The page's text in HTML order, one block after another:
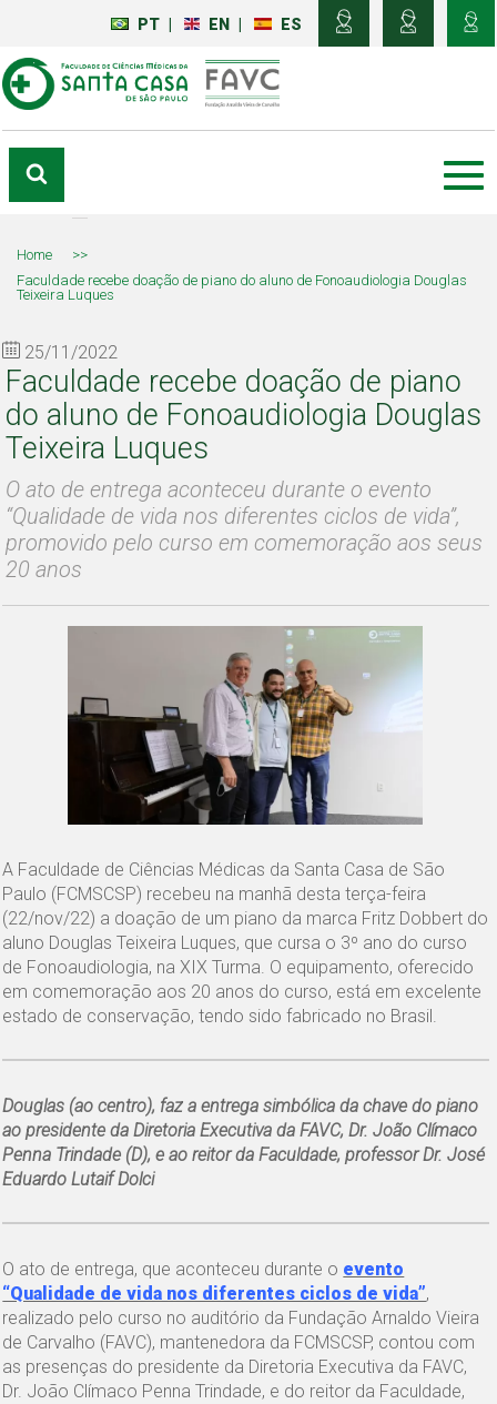
PT EN ES
Home
>>
Faculdade recebe doação de piano do aluno de Fonoaudiologia Douglas
Teixeira Luques
25/11/2022
Faculdade recebe doação de piano
do aluno de Fonoaudiologia Douglas
Teixeira Luques
O ato de entrega aconteceu durante o evento
“Qualidade de vida nos diferentes ciclos de vida”,
promovido pelo curso em comemoração aos seus
20 anos
A Faculdade de Ciências Médicas da Santa Casa de São
Paulo (FCMSCSP) recebeu na manhã desta terça-feira
(22/nov/22) a doação de um piano da marca Fritz Dobbert do
aluno Douglas Teixeira Luques, que cursa o 3º ano do curso
de Fonoaudiologia, na XIX Turma. O equipamento, oferecido
em comemoração aos 20 anos do curso, está em excelente
estado de conservação, tendo sido fabricado no Brasil.
Douglas (ao centro), faz a entrega simbólica da chave do piano
ao presidente da Diretoria Executiva da FAVC, Dr. João Clímaco
Penna Trindade (D), e ao reitor da Faculdade, professor Dr. José
Eduardo Lutaif Dolci
O ato de entrega, que aconteceu durante o evento
“Qualidade de vida nos diferentes ciclos de vida”,
realizado pelo curso no auditório da Fundação Arnaldo Vieira
de Carvalho (FAVC), mantenedora da FCMSCSP, contou com
as presenças do presidente da Diretoria Executiva da FAVC,
Dr. João Clímaco Penna Trindade, e do reitor da Faculdade,